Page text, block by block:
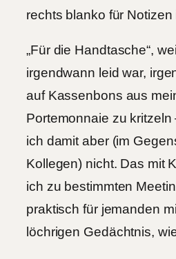
rechts blanko für Notizen
„Für die Handtasche“,
irgendwann leid war,
auf Kassenbons aus
Portemonnaie zu
ich damit aber (im
Kollegen) nicht. Das mit
ich zu bestimmten
praktisch für jemanden
löchrigen Gedächtnis,